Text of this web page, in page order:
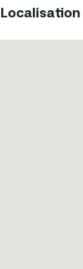
Localisation